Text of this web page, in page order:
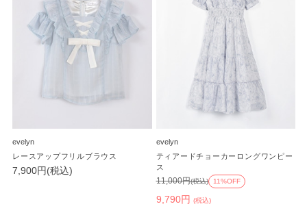
evelyn
レースアップフリルブラウス
7,900円(税込)
evelyn
ティアードチョーカーロングワンピー
ス
9,790円 (税込)
11,000円(税込) 11%OFF